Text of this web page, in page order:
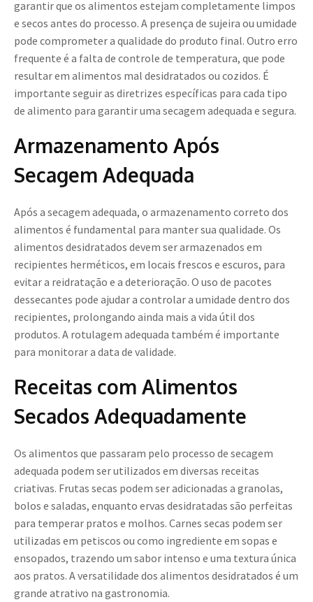
garantir que os alimentos estejam completamente limpos
e secos antes do processo. A presença de sujeira ou umidade
pode comprometer a qualidade do produto final. Outro erro
frequente é a falta de controle de temperatura, que pode
resultar em alimentos mal desidratados ou cozidos. É
importante seguir as diretrizes específicas para cada tipo
de alimento para garantir uma secagem adequada e segura.
Armazenamento Após
Secagem Adequada
Após a secagem adequada, o armazenamento correto dos
alimentos é fundamental para manter sua qualidade. Os
alimentos desidratados devem ser armazenados em
recipientes herméticos, em locais frescos e escuros, para
evitar a reidratação e a deterioração. O uso de pacotes
dessecantes pode ajudar a controlar a umidade dentro dos
recipientes, prolongando ainda mais a vida útil dos
produtos. A rotulagem adequada também é importante
para monitorar a data de validade.
Receitas com Alimentos
Secados Adequadamente
Os alimentos que passaram pelo processo de secagem
adequada podem ser utilizados em diversas receitas
criativas. Frutas secas podem ser adicionadas a granolas,
bolos e saladas, enquanto ervas desidratadas são perfeitas
para temperar pratos e molhos. Carnes secas podem ser
utilizadas em petiscos ou como ingrediente em sopas e
ensopados, trazendo um sabor intenso e uma textura única
aos pratos. A versatilidade dos alimentos desidratados é um
grande atrativo na gastronomia.